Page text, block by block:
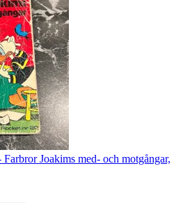
Joakims med- och motgångar,